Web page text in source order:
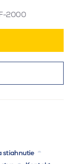
2000
stiahnutie